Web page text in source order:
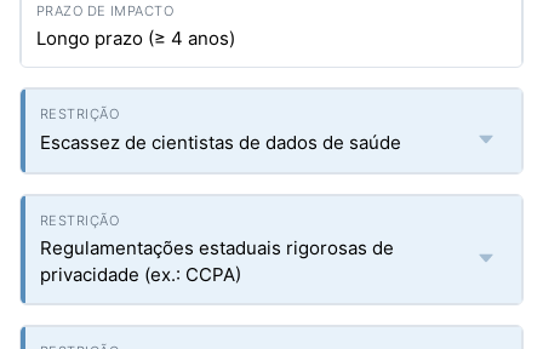
Longo prazo (≥ 4 anos)
Escassez de cientistas de dados de saúde
Regulamentações estaduais rigorosas de
privacidade (ex.: CCPA)